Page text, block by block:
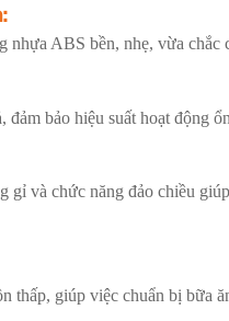
nhựa ABS bền, nhẹ, vừa chắc
bảo hiệu suất hoạt động
gỉ và chức năng đảo chiều
thấp, giúp việc chuẩn bị bữa